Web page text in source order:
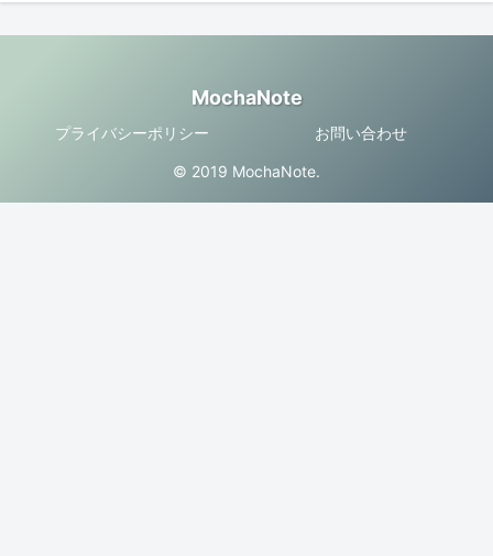
MochaNote
プライバシーポリシー お問い合わせ
© 2019 MochaNote.